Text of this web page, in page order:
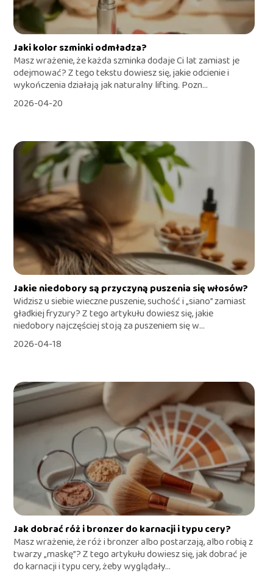
Jaki kolor szminki odmładza?
Masz wrażenie, że każda szminka dodaje Ci lat zamiast je
odejmować? Z tego tekstu dowiesz się, jakie odcienie i
wykończenia działają jak naturalny lifting. Pozn...
2026-04-20
Jakie niedobory są przyczyną puszenia się włosów?
Widzisz u siebie wieczne puszenie, suchość i „siano” zamiast
gładkiej fryzury? Z tego artykułu dowiesz się, jakie
niedobory najczęściej stoją za puszeniem się w...
2026-04-18
Jak dobrać róż i bronzer do karnacji i typu cery?
Masz wrażenie, że róż i bronzer albo postarzają, albo robią z
twarzy „maskę”? Z tego artykułu dowiesz się, jak dobrać je
do karnacji i typu cery, żeby wyglądały...